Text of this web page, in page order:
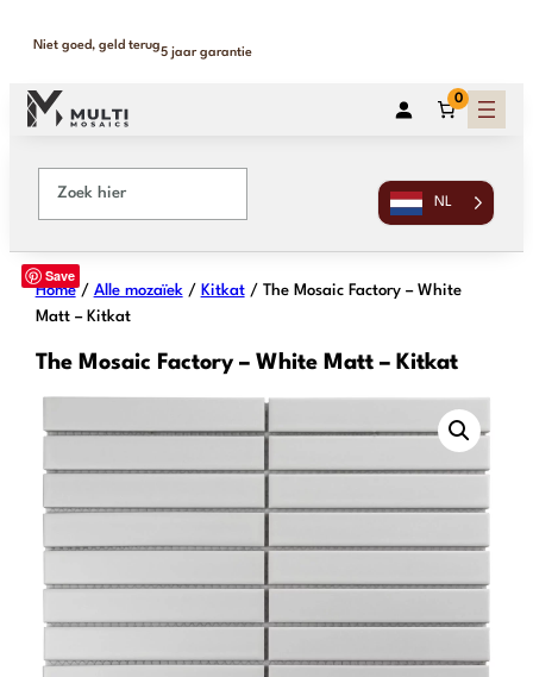
Binnen 1-2 werkdagen geleverd
365 dagen retour
0
NL
Save
Home/ Alle mozaïek/ Kitkat/ The Mosaic Factory – White
Matt – Kitkat
The Mosaic Factory – White Matt – Kitkat